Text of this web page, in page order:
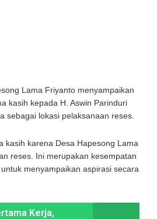
Lama Friyanto menyampaikan
kasih kepada H. Aswin Parinduri
sebagai lokasi pelaksanaan reses.
kasih karena Desa Hapesong Lama
reses. Ini merupakan kesempatan
menyampaikan aspirasi secara
Kerja,